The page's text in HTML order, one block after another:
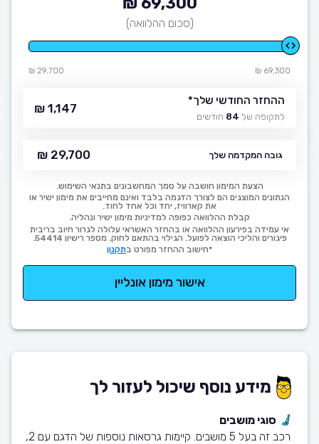
(סכום ההלוואה)
69,300 ₪
29,700 ₪
ההחזר החודשי שלך*
לתקופה של 84 חודשים
1,147 ₪
גובה המקדמה שלך 29,700 ₪
הצעת המימון חושבה על סמך המחשבונים בתנאי השימוש.
הנתונים המוצגים הם לצורך הדגמה בלבד ואינם מחייבים את מימון ישיר או
את קארוויז, יחד וכל אחד לחוד.
קבלת ההלוואה כפופה למדיניות מימון ישיר ונהליה.
אי עמידה בפירעון ההלוואה או בהחזר האשראי עלולה לגרור חיוב בריבית
פיגורים והליכי הוצאה לפועל. הגילוי בהתאם לחוק. מספר רישיון 54414.
*חישוב ההחזר מפורט בתקנון
אישור מימון אונליין
מידע נוסף שיכול לעזור לך
סוגי מושבים
רכב זה בעל 5 מושבים. קיימות גרסאות נוספות של הדגם עם 2,